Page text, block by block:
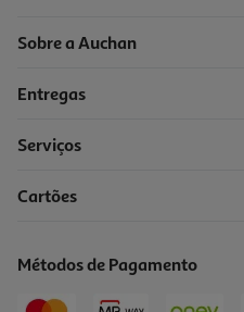
Sobre a Auchan
Entregas
Serviços
Cartões
Métodos de Pagamento